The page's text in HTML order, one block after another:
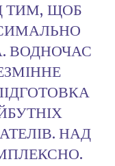
ТИМ, ЩОБ
ВОДНОЧАС
НАД